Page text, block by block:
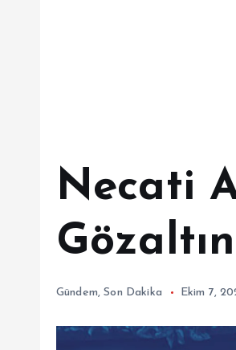
Necati
Gündem,Son Dakika Ekim 7,